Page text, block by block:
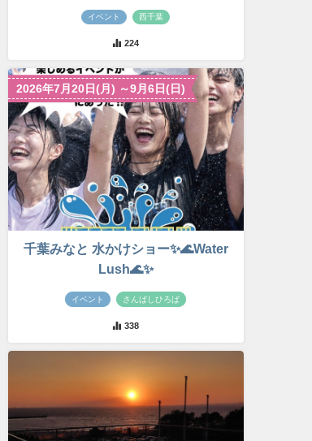
イベント 西千葉
224
2026年7月20日(月) ～9月6日(日)
千葉みなと 水かけショー✨🌊Water
Lush🌊✨
イベント さんばしひろば
338